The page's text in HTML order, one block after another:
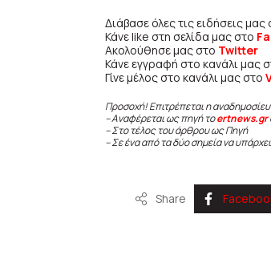
Διάβασε όλες τις ειδήσεις μας
Κάνε like στη σελίδα μας στο
Ακολούθησε μας στο Twitter
Κάνε εγγραφή στο κανάλι μας
Γίνε μέλος στο κανάλι μας στο
Προσοχή! Επιτρέπεται η
– Αναφέρεται ως πηγή τοertnews.gr
– Στο τέλος του άρθρου ως Πηγή
– Σε ένα από τα δύο σημεία να
Share